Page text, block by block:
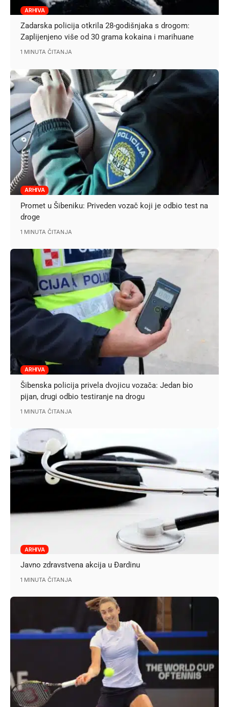
ARHIVA
Zadarska policija otkrila 28-godišnjaka s drogom:
Zaplijenjeno više od 30 grama kokaina i marihuane
1 MINUTA ČITANJA
ARHIVA
Promet u Šibeniku: Priveden vozač koji je odbio test na
droge
1 MINUTA ČITANJA
ARHIVA
Šibenska policija privela dvojicu vozača: Jedan bio
pijan, drugi odbio testiranje na drogu
1 MINUTA ČITANJA
ARHIVA
Javno zdravstvena akcija u Đardinu
1 MINUTA ČITANJA